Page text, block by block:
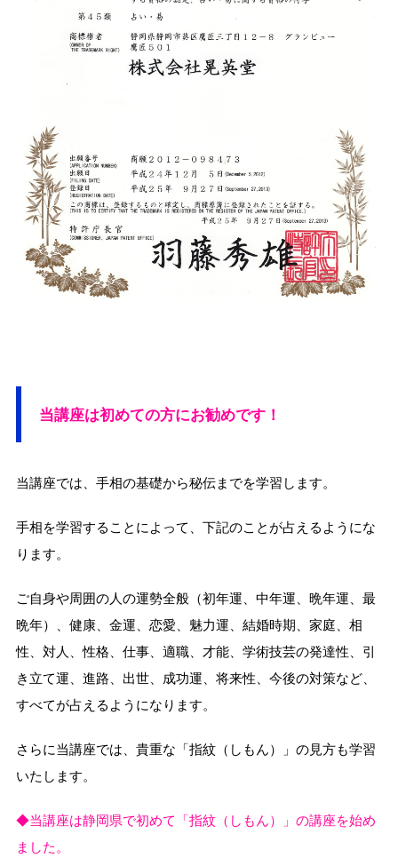
当講座は初めての方にお勧めです！
当講座では、手相の基礎から秘伝までを学習します。
手相を学習することによって、下記のことが占えるようにな
ります。
ご自身や周囲の人の運勢全般（初年運、中年運、晩年運、最
晩年）、健康、金運、恋愛、魅力運、結婚時期、家庭、相
性、対人、性格、仕事、適職、才能、学術技芸の発達性、引
き立て運、進路、出世、成功運、将来性、今後の対策など、
すべてが占えるようになります。
さらに当講座では、貴重な「指紋（しもん）」の見方も学習
いたします。
◆当講座は静岡県で初めて「指紋（しもん）」の講座を始め
ました。